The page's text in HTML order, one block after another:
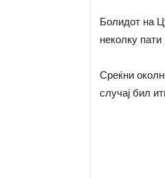
Болидот на
неколку
Среќни
случај бил